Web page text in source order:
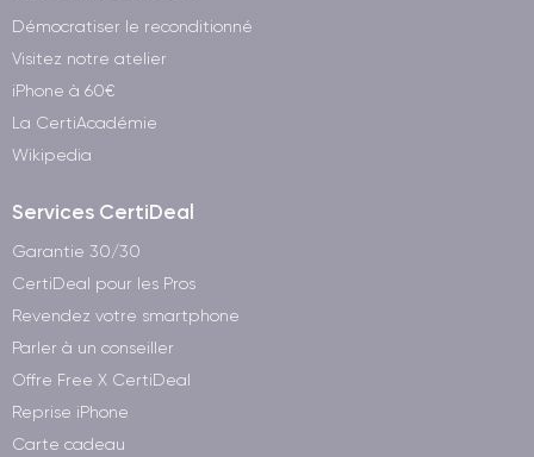
Démocratiser le reconditionné
Visitez notre atelier
iPhone à 60€
La CertiAcadémie
Wikipedia
Services CertiDeal
Garantie 30/30
CertiDeal pour les Pros
Revendez votre smartphone
Parler à un conseiller
Offre Free X CertiDeal
Reprise iPhone
Carte cadeau